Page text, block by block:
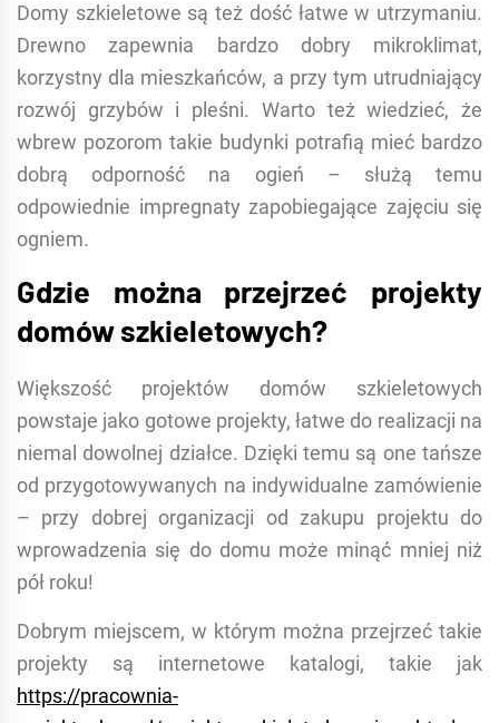
Domy szkieletowe są też dość łatwe w utrzymaniu.
Drewno zapewnia bardzo dobry mikroklimat,
korzystny dla mieszkańców, a przy tym utrudniający
rozwój grzybów i pleśni. Warto też wiedzieć, że
wbrew pozorom takie budynki potrafią mieć bardzo
dobrą odporność na ogień – służą temu
odpowiednie impregnaty zapobiegające zajęciu się
ogniem.
Gdzie można przejrzeć projekty
domów szkieletowych?
Większość projektów domów szkieletowych
powstaje jako gotowe projekty, łatwe do realizacji na
niemal dowolnej działce. Dzięki temu są one tańsze
od przygotowywanych na indywidualne zamówienie
– przy dobrej organizacji od zakupu projektu do
wprowadzenia się do domu może minąć mniej niż
pół roku!
Dobrym miejscem, w którym można przejrzeć takie
projekty są internetowe katalogi, takie jak
https://pracownia-